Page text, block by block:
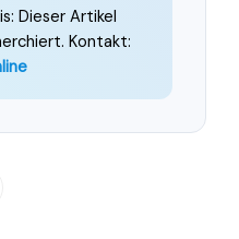
Dieser Artikel
Kontakt: